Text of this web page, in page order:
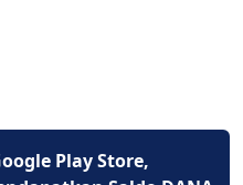
Play Store,